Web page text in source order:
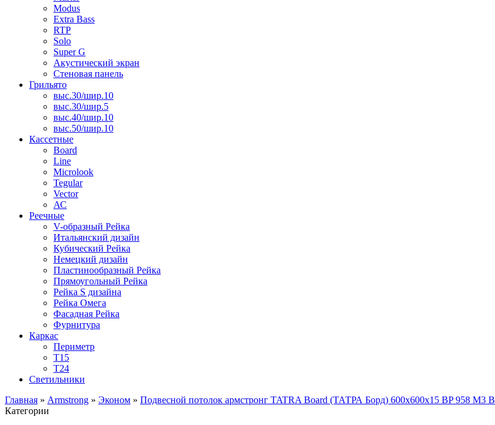
Modus
Extra Bass
RTP
Solo
Super G
Акустический экран
Стеновая панель
Грильято
выс.30/шир.10
выс.30/шир.5
выс.40/шир.10
выс.50/шир.10
Кассетные
Board
Line
Microlook
Tegular
Vector
АС
Реечные
V-образный Рейка
Итальянский дизайн
Кубический Рейка
Немецкий дизайн
Пластинообразный Рейка
Прямоугольный Рейка
Рейка S дизайна
Рейка Омега
Фасадная Рейка
Фурнитура
Каркас
Периметр
Т15
Т24
Светильники
Главная » Armstrong » Эконом » Подвесной потолок армстронг TATRA Board (ТАТРА Борд) 600x600x15 BP 958 M3 B
Категории